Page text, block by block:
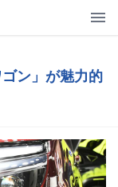
ン」が魅力的